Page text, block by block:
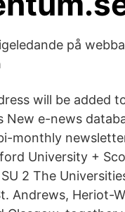
på
will be added
New e-news
monthly
University +
2 The
Andrews, Heriot-